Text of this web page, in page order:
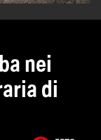
nei
di